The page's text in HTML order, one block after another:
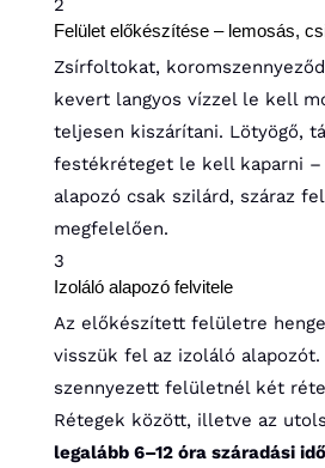
2
Felület előkészítése – lemosás,
Zsírfoltokat,
kevert langyos vízzel le kell
teljesen kiszárítani. Lötyögő,
festékréteget le kell kaparni –
alapozó csak szilárd, száraz
megfelelően.
3
Izoláló alapozó felvitele
Az előkészített felületre
visszük fel az izoláló alapozót.
szennyezett felületnél két
Rétegek között, illetve az
legalább 6–12 óra száradási